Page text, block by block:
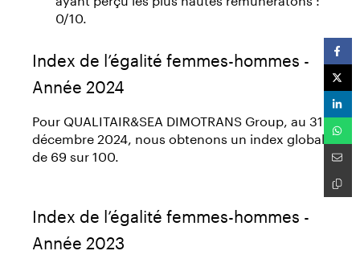
0/10.
Index de l’égalité femmes-hommes -
Année 2024
Pour QUALITAIR&SEA DIMOTRANS Group, au 31
décembre 2024, nous obtenons un index global
de 69 sur 100.
Index de l’égalité femmes-hommes -
Année 2023